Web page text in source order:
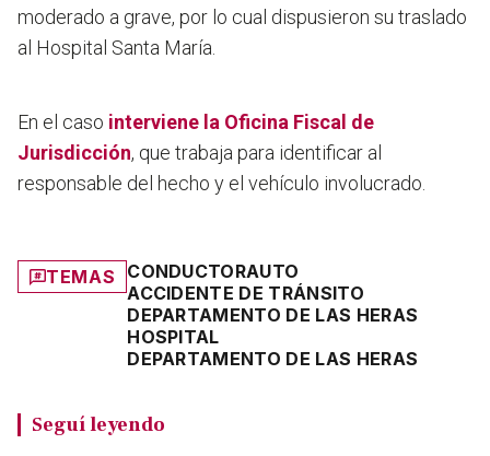
moderado a grave, por lo cual dispusieron su traslado
al Hospital Santa María.
En el caso interviene la Oficina Fiscal de
Jurisdicción, que trabaja para identificar al
responsable del hecho y el vehículo involucrado.
TEMAS CONDUCTORAUTO
ACCIDENTE DE TRÁNSITO
DEPARTAMENTO DE LAS HERAS
HOSPITAL
DEPARTAMENTO DE LAS HERAS
Seguí leyendo